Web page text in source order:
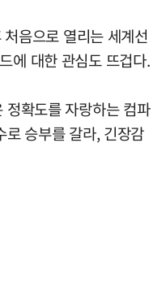
음으로 열리는 세계선
에 대한 관심도 뜨겁다.
정확도를 자랑하는 컴파
로 승부를 갈라, 긴장감